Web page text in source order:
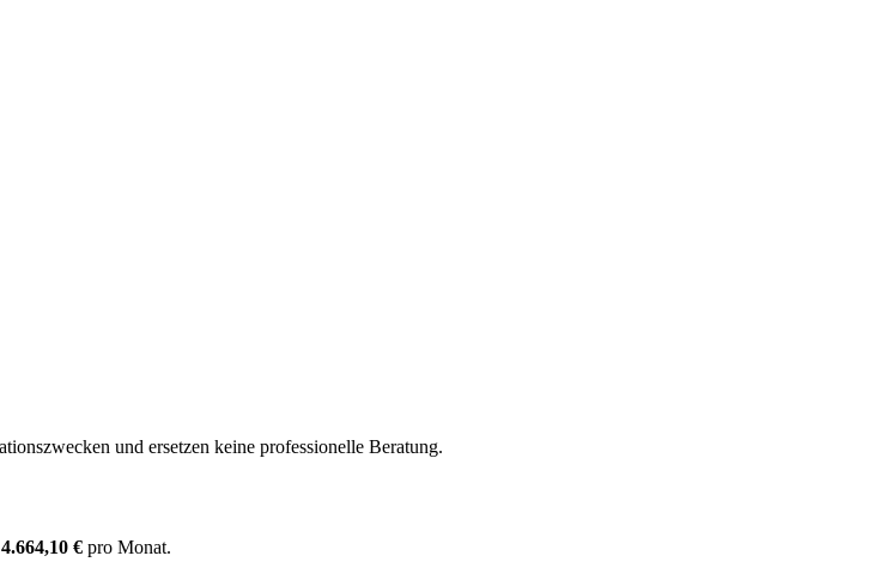
und ersetzen keine professionelle Beratung.
4.664,10 € pro Monat.